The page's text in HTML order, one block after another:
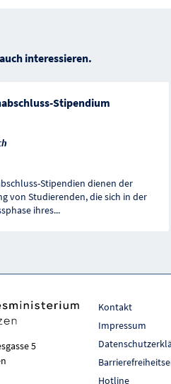
interessieren.
Stipendium
Stipendien dienen der
von Studierenden, die sich in der
ihres...
5
Kontakt
Impressum
Hotline